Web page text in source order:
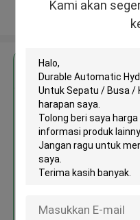
Kami akan
Dapatkan